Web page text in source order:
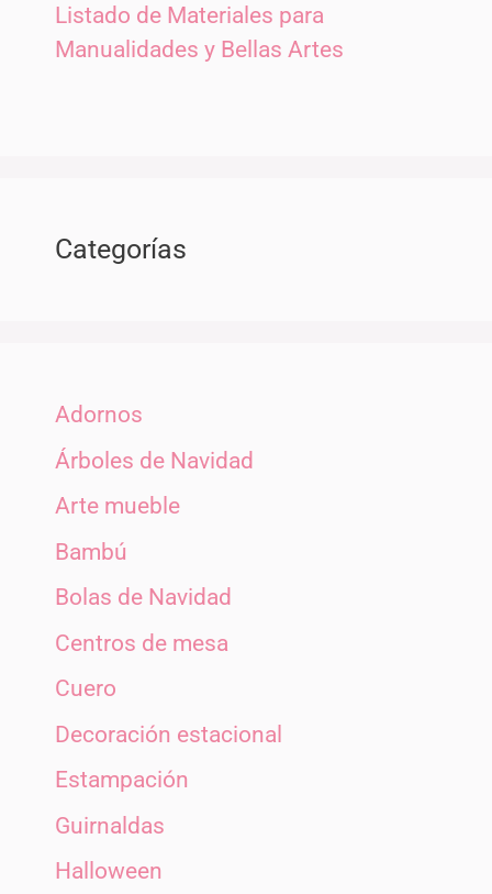
Listado de Materiales para
Manualidades y Bellas Artes
Categorías
Adornos
Árboles de Navidad
Arte mueble
Bambú
Bolas de Navidad
Centros de mesa
Cuero
Decoración estacional
Estampación
Guirnaldas
Halloween